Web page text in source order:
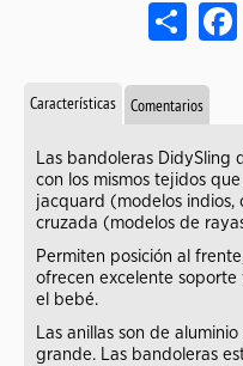
Share
Características Comentarios
Las bandoleras DidySling
con los mismos tejidos
jacquard (modelos indios,
cruzada (modelos de
Permiten posición al
ofrecen excelente
el bebé.
Las anillas son de
grande. Las bandoleras